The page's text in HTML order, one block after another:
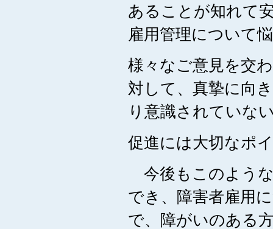
あることが知れて
雇用管理について
様々なご意見を交
対して、真摯に向
り意識されていな
促進には大切なポ
今後もこのよう
でき、障害者雇用
で、障がいのある